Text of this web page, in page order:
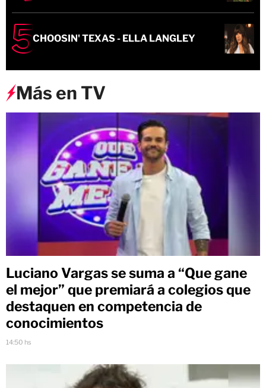
CHOOSIN' TEXAS - ELLA LANGLEY
Más en TV
Luciano Vargas se suma a “Que gane
el mejor” que premiará a colegios que
destaquen en competencia de
conocimientos
14:50 hs